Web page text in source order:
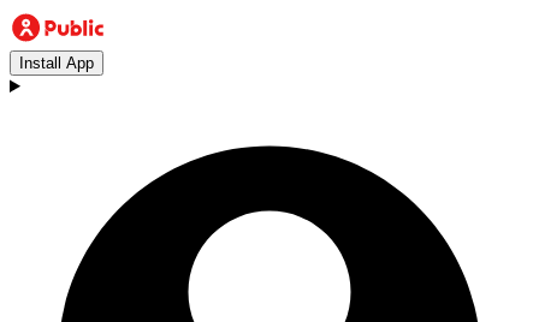
Install App